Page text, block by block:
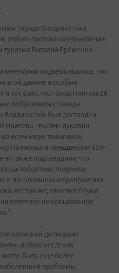
города Владивостока
отдела протокола управления
Виталий Ерёменко.
мнениями подчеркивалось, что
давние и особые
тот факт, что город Ниигата 28
побратимом столицы
был доставлен
Ниигаты - тысяча луковиц
всем мире тюльпанов,
Приморья в преддверии 150-
также подтвердили, что
побратима получила
в праздничных мероприятиях
Не зря же, отметил Огума
почетное неофициальное
японской делегации
добрососедских
быть еще более
проблемы